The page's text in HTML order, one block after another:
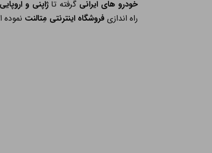
خودرو های ایرانی گرفته تاژاپنی و اروپایی
راه اندازی فروشگاه اینترنتی مِتالنت